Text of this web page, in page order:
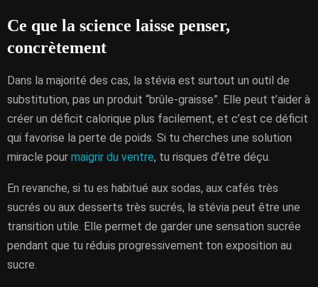
Ce que la science laisse penser,
concrètement
Dans la majorité des cas, la stévia est surtout un outil de
substitution, pas un produit “brûle-graisse”. Elle peut t’aider à
créer un déficit calorique plus facilement, et c’est ce déficit
qui favorise la perte de poids. Si tu cherches une solution
miracle pour maigrir du ventre, tu risques d’être déçu.
En revanche, si tu es habitué aux sodas, aux cafés très
sucrés ou aux desserts très sucrés, la stévia peut être une
transition utile. Elle permet de garder une sensation sucrée
pendant que tu réduis progressivement ton exposition au
sucre.